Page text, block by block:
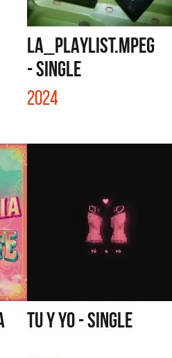
LA_PLAYLIST.MPEG
- SINGLE
2024
TU Y YO - SINGLE